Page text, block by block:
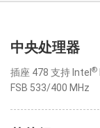
中央处理器
插座 478 支持 Intel ®
FSB 533/400 MHz